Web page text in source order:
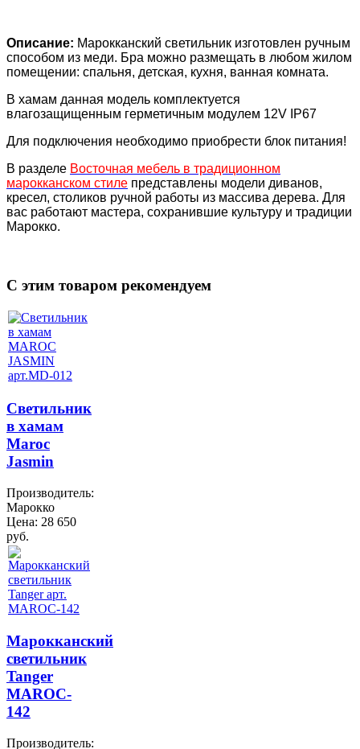
Описание: Марокканский светильник изготовлен ручным
способом из меди. Бра можно размещать в любом жилом
помещении: спальня, детская, кухня, ванная комната.
В хамам данная модель комплектуется
влагозащищенным герметичным модулем 12V IP67
Для подключения необходимо приобрести блок питания!
В разделе Восточная мебель в традиционном
марокканском стиле представлены модели диванов,
кресел, столиков ручной работы из массива дерева. Для
вас работают мастера, сохранившие культуру и традиции
Марокко.
C этим товаром рекомендуем
Светильник
в хамам
Maroc
Jasmin
Производитель:
Марокко
Цена: 28 650
руб.
Марокканский
светильник
Tanger
MAROC-
142
Производитель: